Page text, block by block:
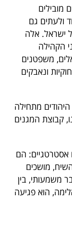
מובילים
ולעתים גם
ישראל. אלה
הקהילה
משפטנים
ונאבקים
מתחילה
קבוצת המגנים
אסטרטגיים: הם
מושכים
משמעותי, בין
הוא פגיעה